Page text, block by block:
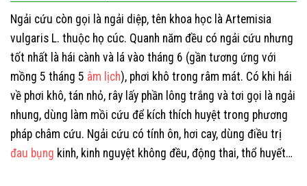
Ngải cứu còn gọi là ngải diệp, tên khoa học là Artemisia
vulgaris L. thuộc họ cúc. Quanh năm đều có ngải cứu nhưng
tốt nhất là hái cành và lá vào tháng 6 (gần tương ứng với
mồng 5 tháng 5 âm lịch), phơi khô trong râm mát. Có khi hái
về phơi khô, tán nhỏ, rây lấy phần lông trắng và tơi gọi là ngải
nhung, dùng làm mồi cứu để kích thích huyệt trong phương
pháp châm cứu. Ngải cứu có tính ôn, hơi cay, dùng điều trị
đau bụng kinh, kinh nguyệt không đều, động thai, thổ huyết…